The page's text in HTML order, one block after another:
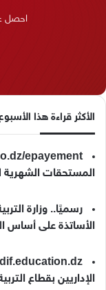
احصل
الأكثر قراءة هذا
المستحقات
رسميًا.. وزارة
الأساتذة على أساس
الإداريين بقطاع التربية